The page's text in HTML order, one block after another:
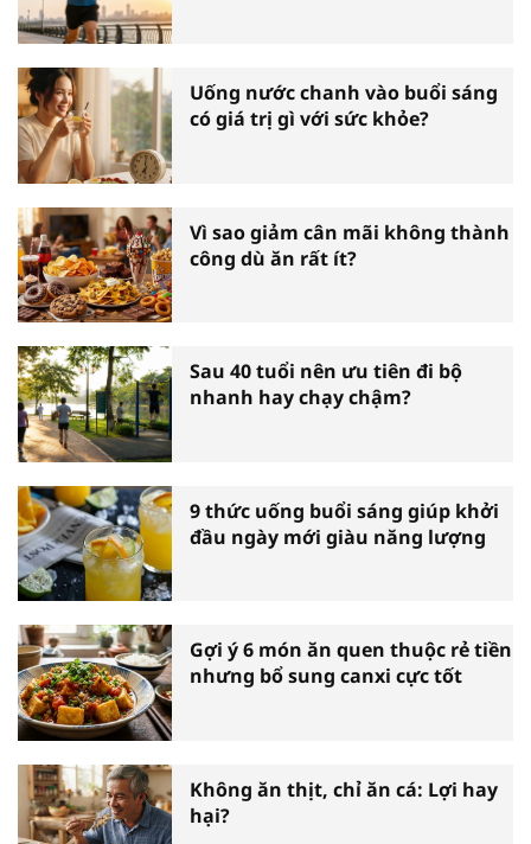
Uống nước chanh vào buổi sáng
có giá trị gì với sức khỏe?
Vì sao giảm cân mãi không thành
công dù ăn rất ít?
Sau 40 tuổi nên ưu tiên đi bộ
nhanh hay chạy chậm?
9 thức uống buổi sáng giúp khởi
đầu ngày mới giàu năng lượng
Gợi ý 6 món ăn quen thuộc rẻ tiền
nhưng bổ sung canxi cực tốt
Không ăn thịt, chỉ ăn cá: Lợi hay
hại?